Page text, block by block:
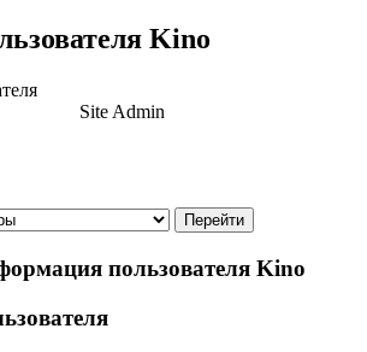
Kino
Site Admin
пользователя Kino